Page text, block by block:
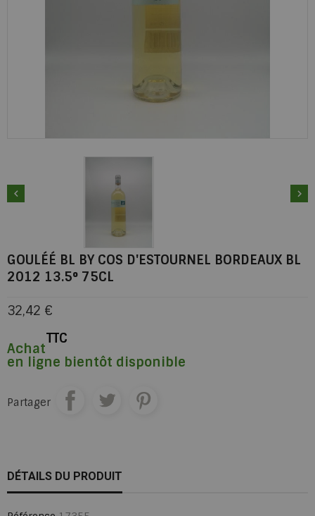
 
GOULÉÉ BL BY COS D'ESTOURNEL BORDEAUX BL
2012 13.5° 75CL
32,42 €
TTC
Achat
en ligne bientôt disponible
Partager
DÉTAILS DU PRODUIT